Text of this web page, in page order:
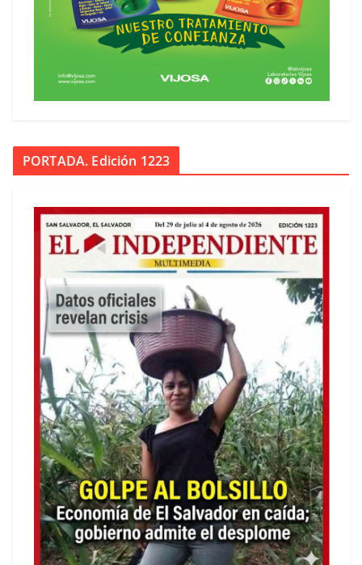
PORTADA. Edición 1223